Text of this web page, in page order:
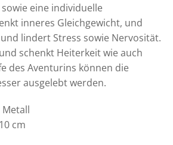
eine individuelle
inneres Gleichgewicht, und
lindert Stress sowie Nervosität.
schenkt Heiterkeit wie auch
des Aventurins können die
ausgelebt werden.
cm